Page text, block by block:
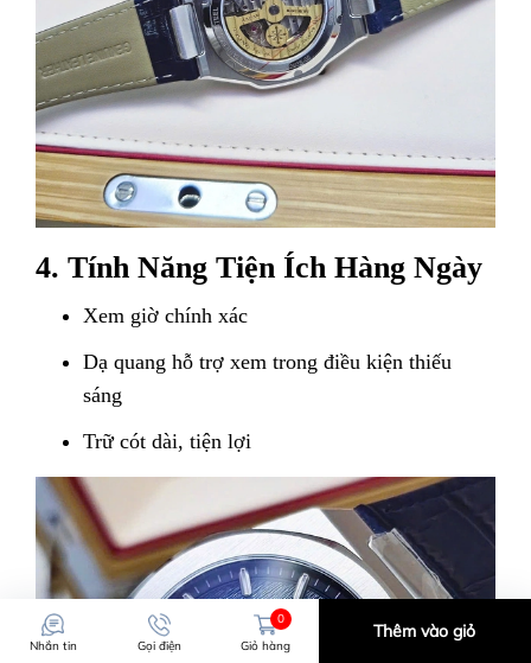
4. Tính Năng Tiện Ích Hàng Ngày
Xem giờ chính xác
Dạ quang hỗ trợ xem trong điều kiện thiếu
sáng
Trữ cót dài, tiện lợi
Nhắn tin Gọi điện
0
Giỏ hàng
Thêm vào giỏ